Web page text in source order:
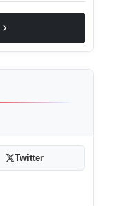
chevron_right
Twitter